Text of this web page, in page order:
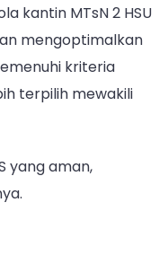
kantin MTsN 2 HSU
mengoptimalkan
kriteria
terpilih mewakili
yang aman,